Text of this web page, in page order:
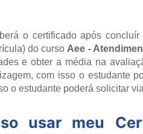
o certificado após
do curso Aee -
e obter a média na
com isso o estudante
o estudante poderá solicitar
usar meu